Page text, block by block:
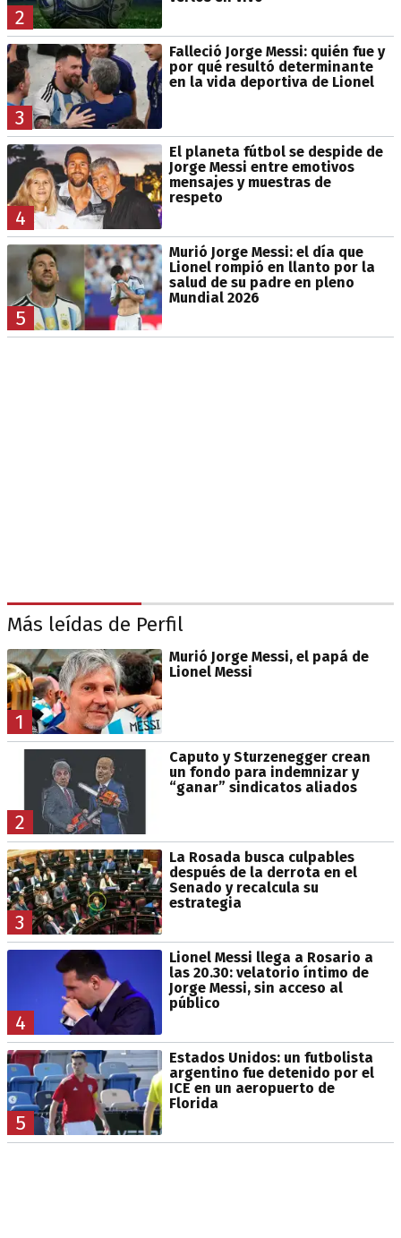
2
3
Falleció Jorge Messi: quién fue y
por qué resultó determinante
en la vida deportiva de Lionel
4
El planeta fútbol se despide de
Jorge Messi entre emotivos
mensajes y muestras de
respeto
5
Murió Jorge Messi: el día que
Lionel rompió en llanto por la
salud de su padre en pleno
Mundial 2026
Más leídas de Perfil
1
Murió Jorge Messi, el papá de
Lionel Messi
2
Caputo y Sturzenegger crean
un fondo para indemnizar y
“ganar” sindicatos aliados
3
La Rosada busca culpables
después de la derrota en el
Senado y recalcula su
estrategia
4
Lionel Messi llega a Rosario a
las 20.30: velatorio íntimo de
Jorge Messi, sin acceso al
público
5
Estados Unidos: un futbolista
argentino fue detenido por el
ICE en un aeropuerto de
Florida